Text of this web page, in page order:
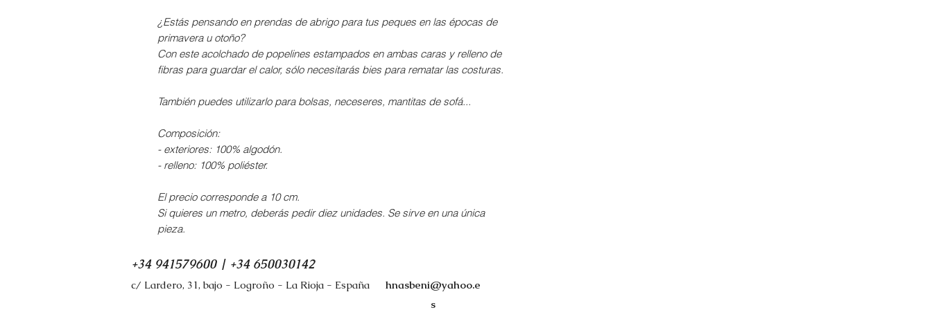
¿Estás pensando en prendas de abrigo para tus peques en las épocas de
primavera u otoño?
Con este acolchado de popelines estampados en ambas caras y relleno de
fibras para guardar el calor, sólo necesitarás bies para rematar las costuras.
También puedes utilizarlo para bolsas, neceseres, mantitas de sofá...
Composición:
- exteriores: 100% algodón.
- relleno: 100% poliéster.
El precio corresponde a 10 cm.
Si quieres un metro, deberás pedir diez unidades. Se sirve en una única
pieza.
+34 941579600 | +34 650030142
c/ Lardero, 31, bajo - Logroño - La Rioja - España
hnasbeni@yahoo.e
s